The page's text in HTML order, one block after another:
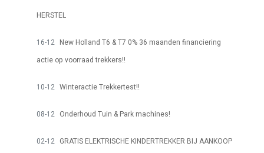
HERSTEL
16-12 New Holland T6 & T7 0% 36 maanden financiering
actie op voorraad trekkers!!
10-12 Winteractie Trekkertest!!
08-12 Onderhoud Tuin & Park machines!
02-12 GRATIS ELEKTRISCHE KINDERTREKKER BIJ AANKOOP